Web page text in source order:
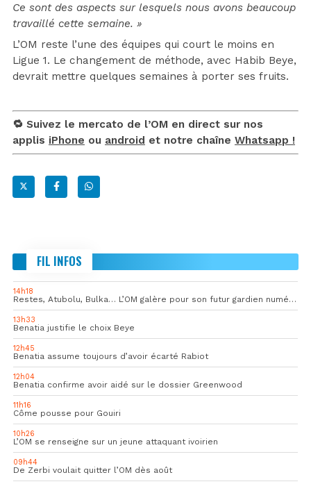
Ce sont des aspects sur lesquels nous avons beaucoup
travaillé cette semaine. »
L’OM reste l’une des équipes qui court le moins en
Ligue 1. Le changement de méthode, avec Habib Beye,
devrait mettre quelques semaines à porter ses fruits.
🔁 Suivez le mercato de l’OM en direct sur nos
applis iPhone ou android et notre chaîne Whatsapp !
FIL INFOS
14h18
Restes, Atubolu, Bulka… L’OM galère pour son futur gardien numéro 1
13h33
Benatia justifie le choix Beye
12h45
Benatia assume toujours d’avoir écarté Rabiot
12h04
Benatia confirme avoir aidé sur le dossier Greenwood
11h16
Côme pousse pour Gouiri
10h26
L’OM se renseigne sur un jeune attaquant ivoirien
09h44
De Zerbi voulait quitter l’OM dès août